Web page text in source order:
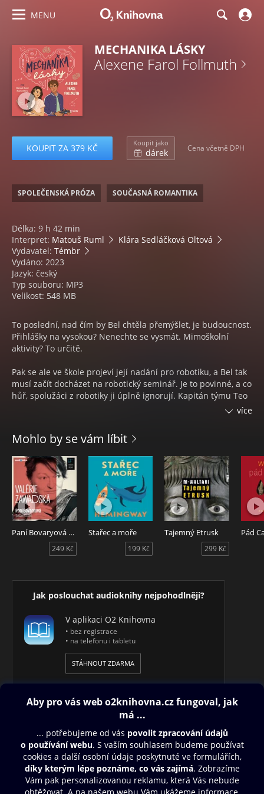
MENU
MECHANIKA LÁSKY
Alexene Farol Follmuth
KOUPIT ZA 379 KČ Koupit jako
dárek Cena včetně DPH
SPOLEČENSKÁ PRÓZA SOUČASNÁ ROMANTIKA
Délka: 9 h 42 min
Interpret: Matouš Ruml
Klára Sedláčková Oltová
Vydavatel: Témbr
Vydáno: 2023
Jazyk: český
Typ souboru: MP3
Velikost: 548 MB
To poslední, nad čím by Bel chtěla přemýšlet, je budoucnost.
Přihlášky na vysokou? Nenechte se vysmát. Mimoškolní
aktivity? To určitě.
Pak se ale ve škole projeví její nadání pro robotiku, a Bel tak
musí začít docházet na robotický seminář. Je to povinné, a co
hůř, spolužáci z robotiky ji úplně ignorují. Kapitán týmu Teo
se domnívá, že Bel by mohla být zajímavým přínosem, zvlášť
úplně ukradená, zatímco Teo nežije pro nic jiného. Jsou jako
z jiných světů. Pak se ale mimoškolní aktivity začnou
protahovat dlouho do noci, a oni si začnou uvědomovat, jak
dobře se vzájemně doplňují...
Vtipná a chytrá romance od autorky světoznámé Atlasovy
šestky.
více
Mohlo by se vám líbit
Paní Bovaryová - Mistři slova
249 Kč
Stařec a moře
199 Kč
Tajemný Etrusk
299 Kč
Pád
Jak poslouchat audioknihy nejpohodlněji?
V aplikaci O2 Knihovna
• bez registrace
• na telefonu i tabletu
STÁHNOUT ZDARMA
Obsah ke stažení
Moje O2 Knihovna
Další zábava